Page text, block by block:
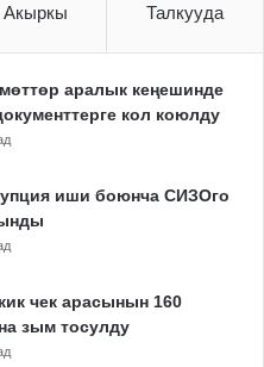
Акыркы Талкууда
аралык кеңешинде
кол коюлду
иши боюнча СИЗОго
чек арасынын 160
зым тосулду